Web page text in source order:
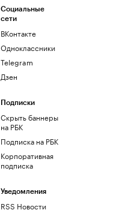
Социальные
сети
ВКонтакте
Одноклассники
Telegram
Дзен
Подписки
Скрыть баннеры
на РБК
Подписка на РБК
Корпоративная
подписка
Уведомления
RSS Новости